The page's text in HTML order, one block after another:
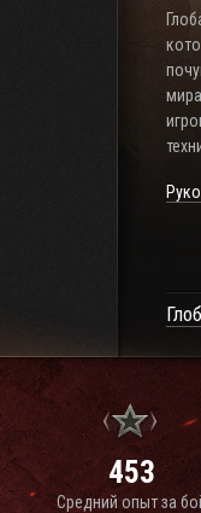
453
Средний опыт за